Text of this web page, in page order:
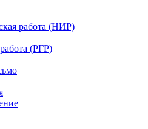
работа (НИР)
(РГР)